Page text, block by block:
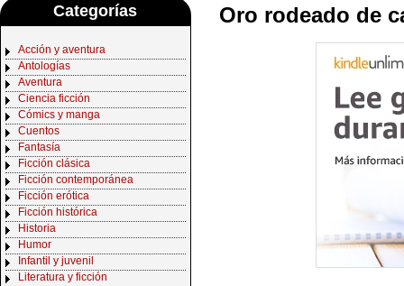
Categorías
Acción y aventura
Antologías
Aventura
Ciencia ficción
Cómics y manga
Cuentos
Fantasía
Ficción clásica
Ficción contemporánea
Ficción erótica
Ficción histórica
Historia
Humor
Infantil y juvenil
Literatura y ficción
Oro rodeado de